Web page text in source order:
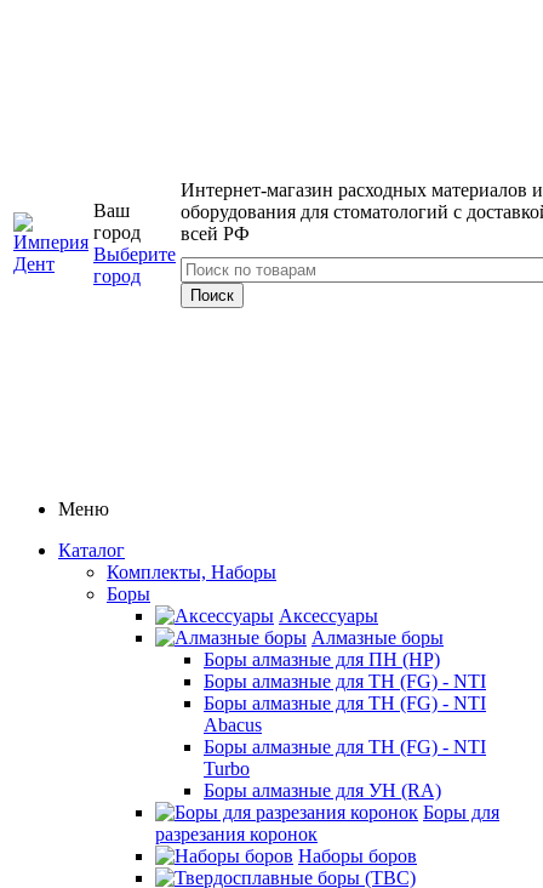
Ваш
город
Выберите
город
Интернет-магазин расходных материалов и
оборудования для стоматологий с
всей РФ
Меню
Каталог
Комплекты, Наборы
Боры
Аксессуары
Алмазные боры
Боры алмазные для ПН (HP)
Боры алмазные для ТН (FG) - NTI
Боры алмазные для ТН (FG) - NTI
Abacus
Боры алмазные для ТН (FG) - NTI
Turbo
Боры алмазные для УН (RA)
Боры для
разрезания коронок
Наборы боров